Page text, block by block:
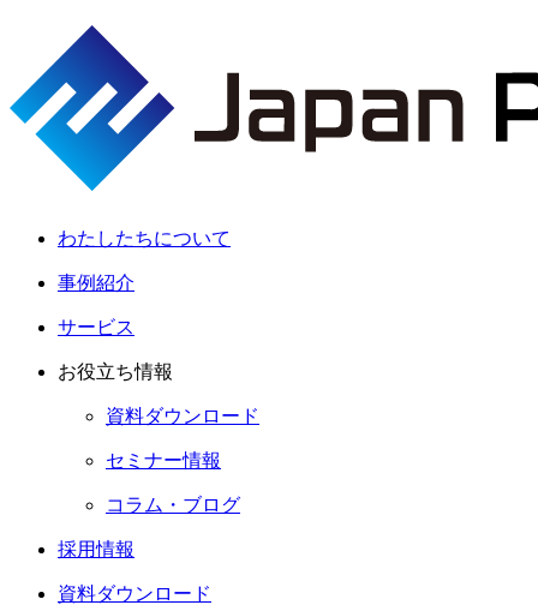
わたしたちについて
事例紹介
サービス
お役立ち情報
資料ダウンロード
セミナー情報
コラム・ブログ
採用情報
資料ダウンロード